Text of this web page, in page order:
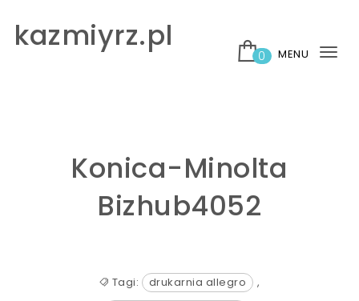
kazmiyrz.pl
0 MENU
Konica-Minolta
Bizhub4052
Tagi: drukarnia allegro
,